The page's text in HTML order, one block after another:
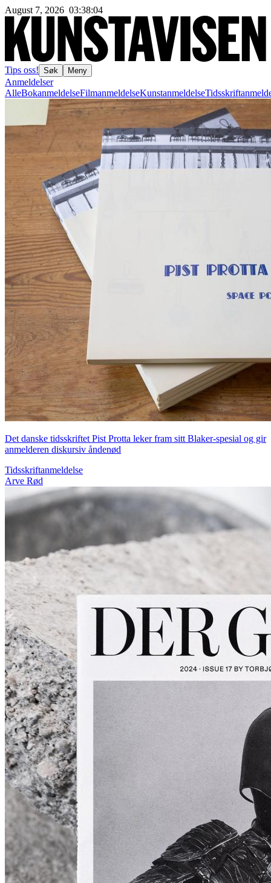
August 7, 2026 03:38:05
Tips oss! Søk Meny
Anmeldelser
AlleBokanmeldelseFilmanmeldelseKunstanmeldelse
Det danske tidsskriftet Pist Protta leker fram sitt Blaker-spesial og gir
anmelderen diskursiv åndenød
Tidsskriftanmeldelse
Arve Rød